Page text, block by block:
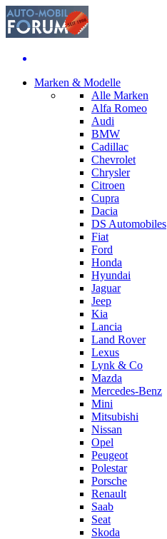
Marken & Modelle
Alle Marken
Alfa Romeo
Audi
BMW
Cadillac
Chevrolet
Chrysler
Citroen
Cupra
Dacia
DS Automobiles
Fiat
Ford
Honda
Hyundai
Jaguar
Jeep
Kia
Lancia
Land Rover
Lexus
Lynk & Co
Mazda
Mercedes-Benz
Mini
Mitsubishi
Nissan
Opel
Peugeot
Polestar
Porsche
Renault
Saab
Seat
Skoda